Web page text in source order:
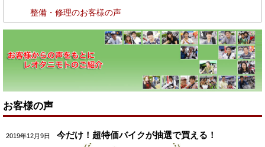
整備・修理のお客様の声
お客様の声
2019年12月9日 今だけ！超特価バイクが抽選で買える！